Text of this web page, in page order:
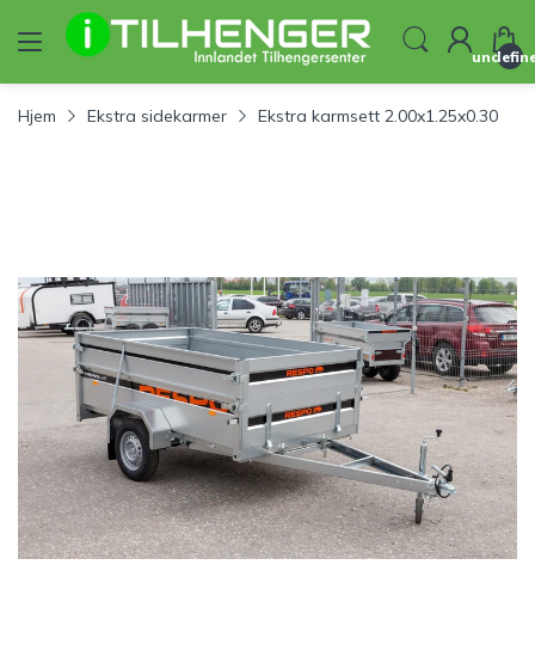
Hjem Ekstra sidekarmer Ekstra karmsett 2.00x1.25x0.30